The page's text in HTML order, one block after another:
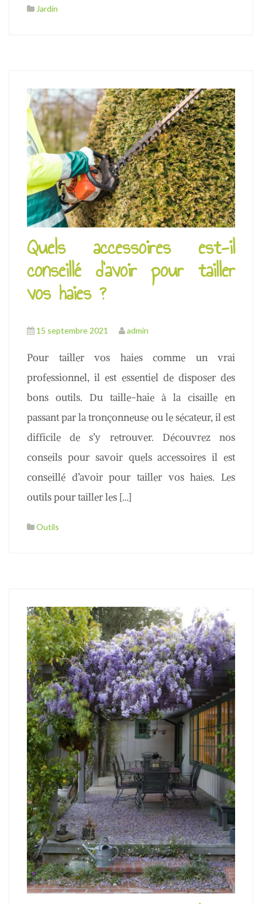
Jardin
Quels accessoires est-il
conseillé d’avoir pour tailler
vos haies ?
15 septembre 2021 admin
Pour tailler vos haies comme un vrai
professionnel, il est essentiel de disposer des
bons outils. Du taille-haie à la cisaille en
passant par la tronçonneuse ou le sécateur, il est
difficile de s’y retrouver. Découvrez nos
conseils pour savoir quels accessoires il est
conseillé d’avoir pour tailler vos haies. Les
outils pour tailler les […]
Outils